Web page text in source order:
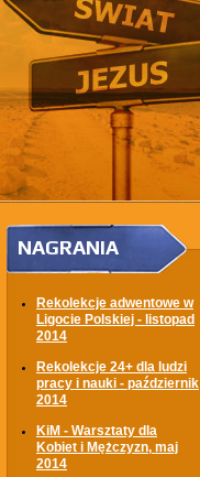
NAGRANIA
Rekolekcje adwentowe w
Ligocie Polskiej - listopad
2014
Rekolekcje 24+ dla ludzi
pracy i nauki - październik
2014
KiM - Warsztaty dla
Kobiet i Mężczyzn, maj
2014